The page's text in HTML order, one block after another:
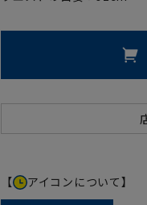
【 アイコンについて】